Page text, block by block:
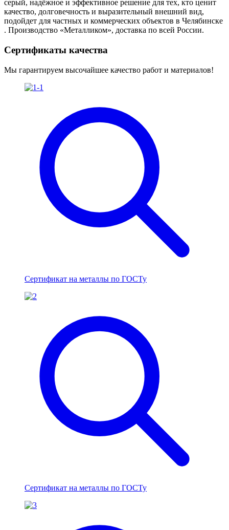
серый, надёжное и эффективное решение для тех, кто ценит
качество, долговечность и выразительный внешний вид,
подойдет для частных и коммерческих объектов в Челябинске
. Производство «Металликом», доставка по всей России.
Сертификаты качества
Мы гарантируем высочайшее качество работ и материалов!
Сертификат на металлы по ГОСТу
Сертификат на металлы по ГОСТу